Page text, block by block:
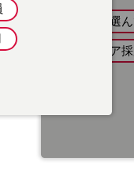
地域を選
キャリア